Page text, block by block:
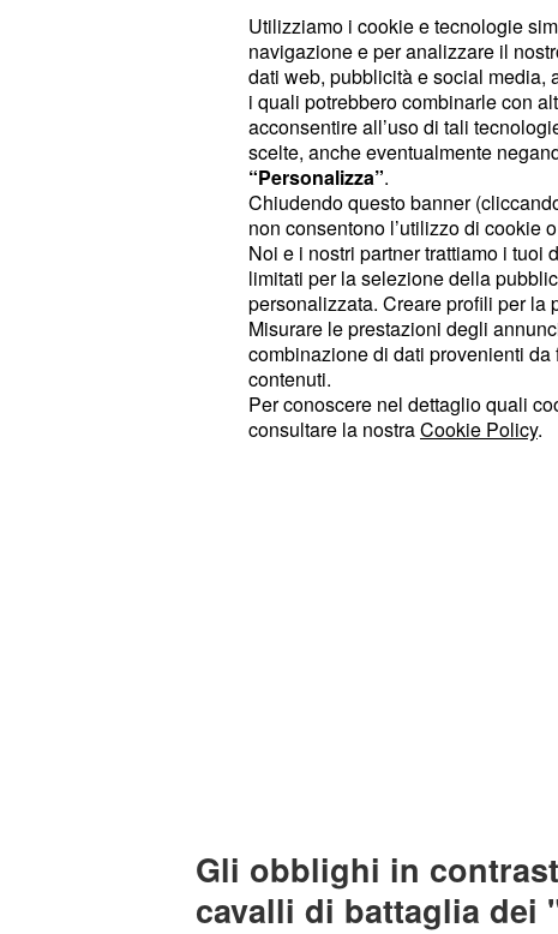
delle sue esportazioni (pesce, gas e
diventando cosi un partner
limitrofi. Ma ovviamente
condizioni particolari porta con sé
primo concerne il rispetto di uno dei
dell’Unione Europea, ossia la
persone, beni, servizi e capitali; il
Norvegia debba versare un
mercato unico; l’ultimo obbligo per il
quello di accettare, a livello
mercato unico, ad eccezione della
commercio estero.
Gli obblighi in
cavalli di battaglia dei
Utilizziamo i cookie e tecnologie
navigazione e per analizzare il
dati web, pubblicità e social media,
i quali potrebbero combinarle con
acconsentire all’uso di tali
scelte, anche eventualmente
“Personalizza”.
Chiudendo questo banner
non consentono l’utilizzo di cookie
Noi e i nostri partner trattiamo i
limitati per la selezione della
personalizzata. Creare profili per
Misurare le prestazioni degli
combinazione di dati provenienti
contenuti.
Per conoscere nel dettaglio quali
consultare la nostraCookie Policy.